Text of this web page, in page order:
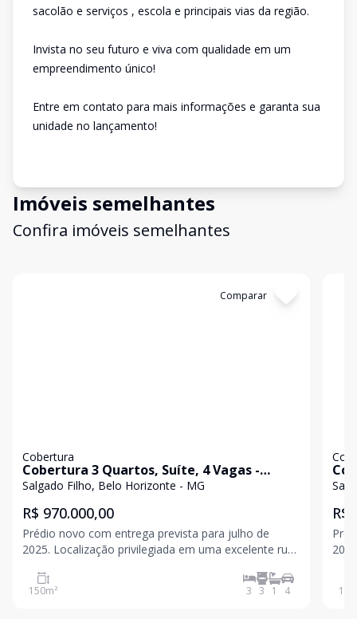
sacolão e serviços , escola e principais vias da região.
Invista no seu futuro e viva com qualidade em um
empreendimento único!
Entre em contato para mais informações e garanta sua
unidade no lançamento!
Imóveis semelhantes
Confira imóveis semelhantes
Comparar
Cobertura
Cobertura 3 Quartos, Suíte, 4 Vagas -
150m² - Bairro Salgado Filho
Salgado Filho, Belo Horizonte - MG
R$ 970.000,00
Prédio novo com entrega prevista para julho de
2025. Localização privilegiada em uma excelente rua,
praticidade e conforto para você e sua família.
Destaques do imóvel: Cobertura com 150m² 3
150m² 3 3 1 4
R$
150